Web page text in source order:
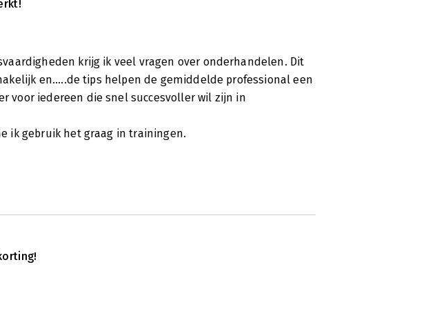
boodschappen bij de Aldi of de Lidl? Nee? Maar dat is gek.
Waarom zou je er dan niet heen gaan? Is er een
even dichter bij u in de buurt? Of u vindt dat Aldi of Lidl
dat u nodig heeft. Wat de reden ook is, kennelijk bent u
dan strikt noodzakelijk is. Jos Burgers legt in zijn boek Geef
krijg ik veel vragen over onderhandelen. Dit
en.....de tips helpen de gemiddelde professional een
voor iedereen die snel succesvoller wil zijn in
ik gebruik het graag in trainingen.